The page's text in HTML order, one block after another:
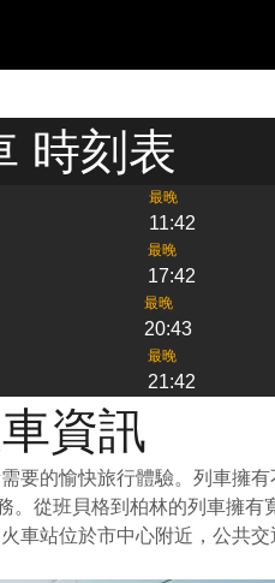
時刻表
最晚
11:42
最晚
17:42
最晚
20:43
最晚
21:42
資訊
要的愉快旅行體驗。列車擁
從班貝格到柏林的列車擁
車站位於市中心附近，公共